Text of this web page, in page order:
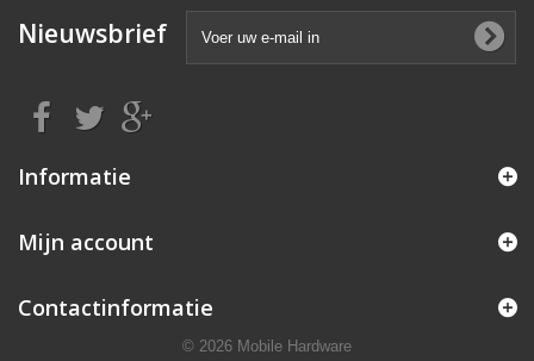
Nieuwsbrief
Informatie
Mijn account
Contactinformatie
© 2026 Mobile Hardware